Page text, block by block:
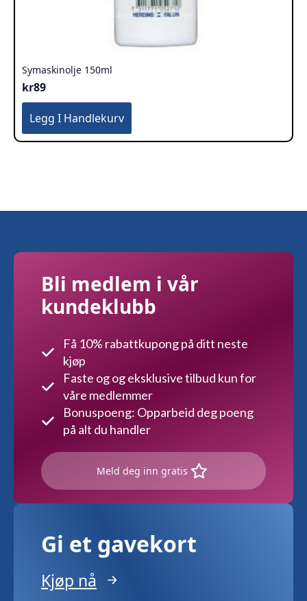
Symaskinolje 150ml
kr89
Legg I Handlekurv
Bli medlem i vår
kundeklubb
Få 10% rabattkupong på ditt neste
kjøp
Faste og og eksklusive tilbud kun for
våre medlemmer
Bonuspoeng: Opparbeid deg poeng
på alt du handler
Meld deg inn gratis
Gi et gavekort
Kjøp nå